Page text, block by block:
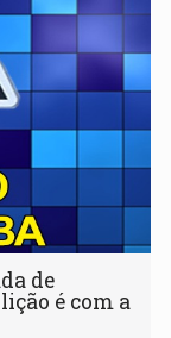
de
é com a